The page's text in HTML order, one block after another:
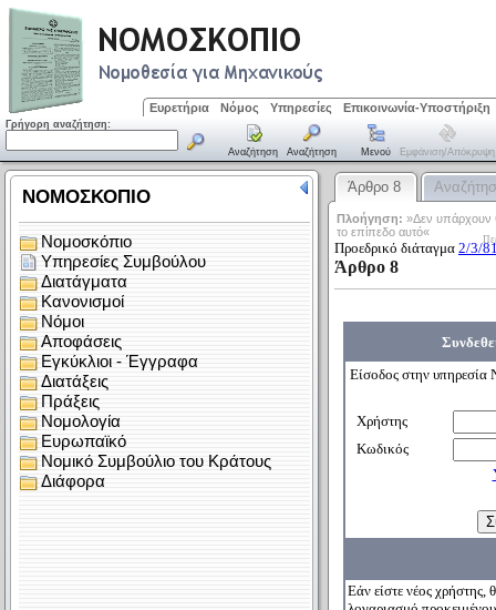
Ευρετήρια Νόμος Υπηρεσίες Επικοινωνία-Υποστήριξη
Γρήγορη αναζήτηση:
Αναζήτηση Αναζήτηση Μενού Εμφάνιση/απόκρυψη
Άρθρο 8